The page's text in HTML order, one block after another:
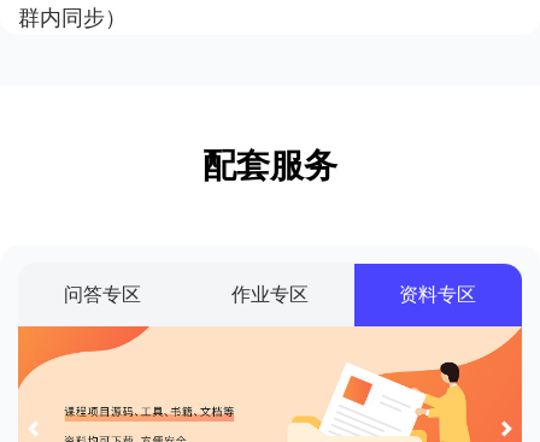
群内同步）
配套服务
问答专区 作业专区 资料专区